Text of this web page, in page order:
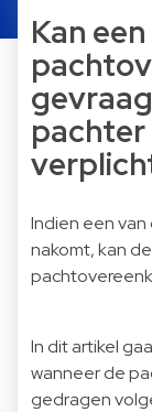
Kan
Indien een
nakomt, kan
In dit artikel
wanneer de
gedragen